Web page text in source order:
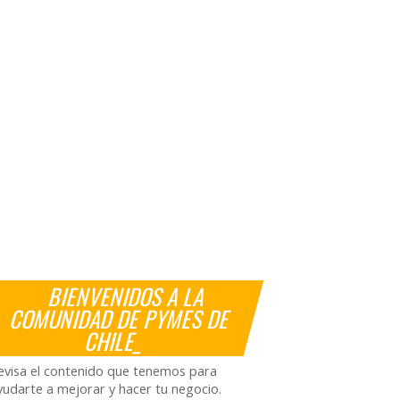
BIENVENIDOS A LA
COMUNIDAD DE PYMES DE
CHILE_
el contenido que tenemos para
a mejorar y hacer tu negocio.